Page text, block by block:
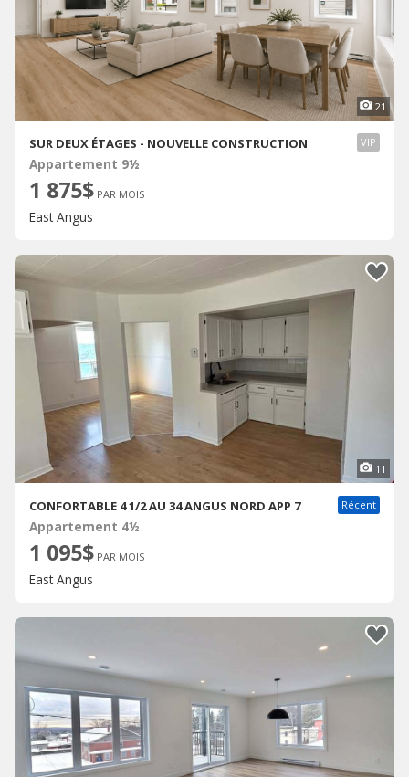
21
SUR DEUX ÉTAGES - NOUVELLE CONSTRUCTION VIP
Appartement 9½
1 875$ PAR MOIS
East Angus
11
CONFORTABLE 4 1/2 AU 34 ANGUS NORD APP 7 Récent
Appartement 4½
1 095$ PAR MOIS
East Angus